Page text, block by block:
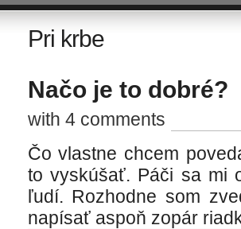
Pri krbe
Načo je to dobré?
with 4 comments
Čo vlastne chcem
to vyskúšať. Páči sa mi
ľudí. Rozhodne som
napísať aspoň zopár